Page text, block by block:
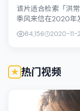
该片适合检索「洪
季风来信在2020年
庭与社会的交错地
84,156 2020-11-
热门视频